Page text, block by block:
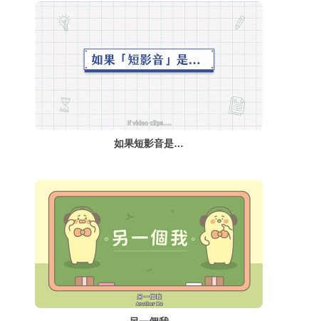
如果短影音是…